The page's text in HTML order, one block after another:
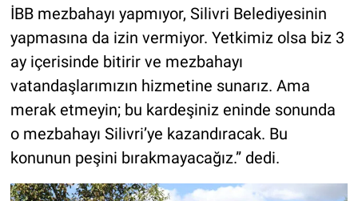
İBB mezbahayı yapmıyor, Silivri Belediyesinin
yapmasına da izin vermiyor. Yetkimiz olsa biz 3
ay içerisinde bitirir ve mezbahayı
vatandaşlarımızın hizmetine sunarız. Ama
merak etmeyin; bu kardeşiniz eninde sonunda
o mezbahayı Silivri’ye kazandıracak. Bu
konunun peşini bırakmayacağız.” dedi.